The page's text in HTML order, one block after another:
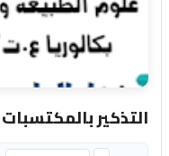
التذكير